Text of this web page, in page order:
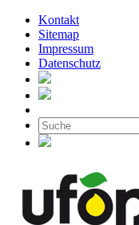
Kontakt
Sitemap
Impressum
Datenschutz